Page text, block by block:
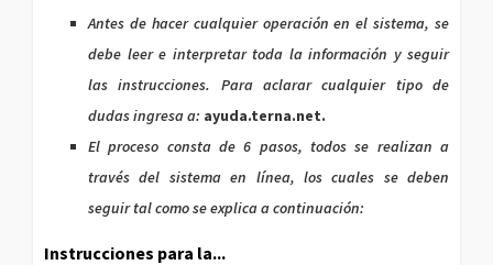
Antes de hacer cualquier operación en el sistema, se
debe leer e interpretar toda la información y seguir
las instrucciones. Para aclarar cualquier tipo de
dudas ingresa a: ayuda.terna.net.
El proceso consta de 6 pasos, todos se realizan a
través del sistema en línea, los cuales se deben
seguir tal como se explica a continuación:
Instrucciones para la...